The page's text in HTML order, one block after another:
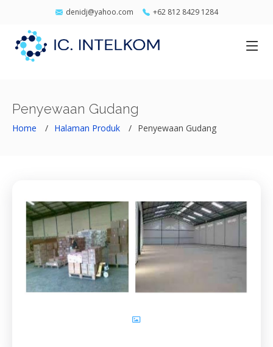
denidj@yahoo.com +62 812 8429 1284
Penyewaan Gudang
Home Halaman Produk Penyewaan Gudang